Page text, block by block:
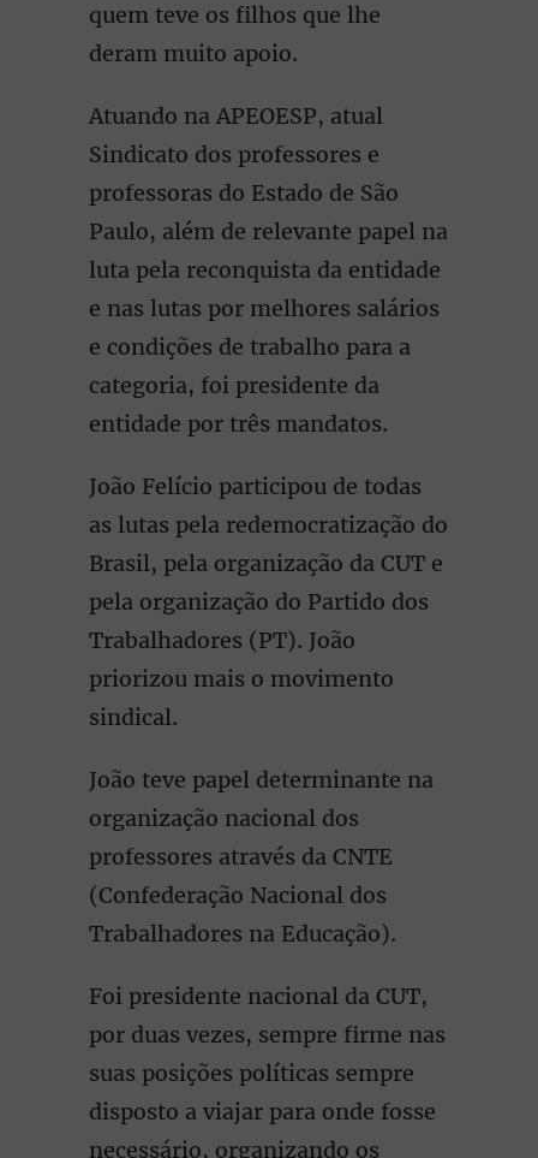
quem teve os filhos que lhe
deram muito apoio.
Atuando na APEOESP, atual
Sindicato dos professores e
professoras do Estado de São
Paulo, além de relevante papel na
luta pela reconquista da entidade
e nas lutas por melhores salários
e condições de trabalho para a
categoria, foi presidente da
entidade por três mandatos.
João Felício participou de todas
as lutas pela redemocratização do
Brasil, pela organização da CUT e
pela organização do Partido dos
Trabalhadores (PT). João
priorizou mais o movimento
sindical.
João teve papel determinante na
organização nacional dos
professores através da CNTE
(Confederação Nacional dos
Trabalhadores na Educação).
Foi presidente nacional da CUT,
por duas vezes, sempre firme nas
suas posições políticas sempre
disposto a viajar para onde fosse
necessário, organizando os